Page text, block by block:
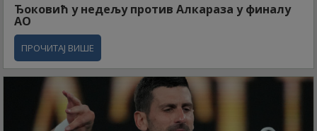
Ђоковић у недељу против Алкараза у финалу
АО
ПРОЧИТАЈ ВИШЕ